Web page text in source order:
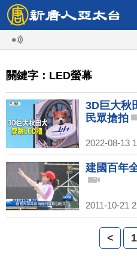
關鍵字：LED螢幕
3D巨大秋
民眾搶拍
2022-08-13
建國百年
2011-10-21
< 1